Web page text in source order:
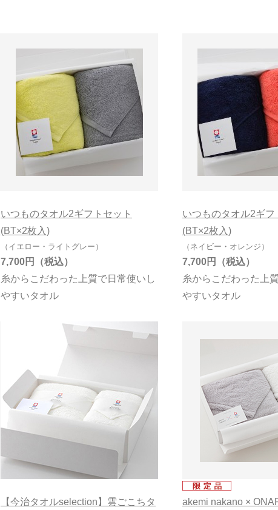
いつものタオル2ギフトセット
(BT×2枚入)
（イエロー・ライトグレー）
糸からこだわった上質で日常使いし
やすいタオル
7,700円
いつものタオル2ギフ
(BT×2枚入)
（ネイビー・オレンジ）
糸からこだわった上
やすいタオル
7,700円
【今治タオルselection】雲ごこちタ akemi nakano ×